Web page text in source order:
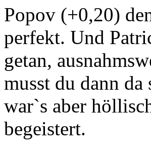
Popov (+0,20)
perfekt. Und
getan,
musst du dann da
war`s aber
begeistert.